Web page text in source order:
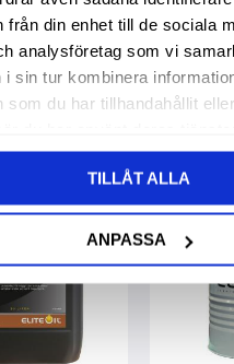
från din enhet till de sociala
analysföretag som vi
i sin tur kombinera
som du har tillhandahållit
TILLÅT ALLA
ANPASSA
I KARLSTAD
Lägg till i🇸🇪